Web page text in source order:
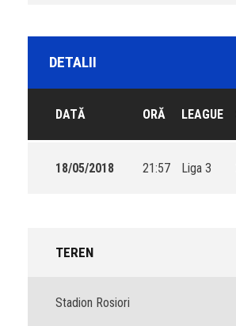
DETALII
DATĂ ORĂ LEAGUE
18/05/2018 21:57 Liga 3
TEREN
Stadion Rosiori